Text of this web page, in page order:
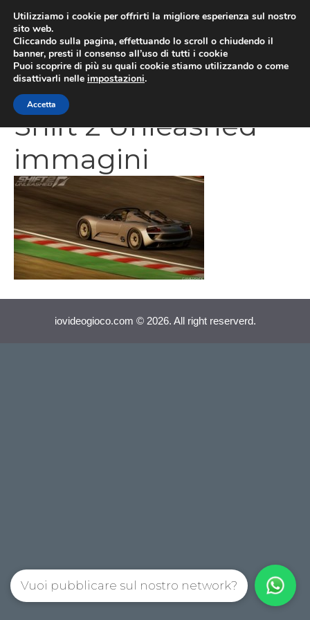
contenuto
Need For Speed
Shift 2 Unleashed
immagini
iovideogioco.com © 2026. All right reserverd.
Utilizziamo i cookie per offrirti la migliore esperienza sul nostro
sito web.
Cliccando sulla pagina, effettuando lo scroll o chiudendo il
banner, presti il consenso all’uso di tutti i cookie
Puoi scoprire di più su quali cookie stiamo utilizzando o come
disattivarli nelle impostazioni.
Accetta
Vuoi pubblicare sul nostro network?